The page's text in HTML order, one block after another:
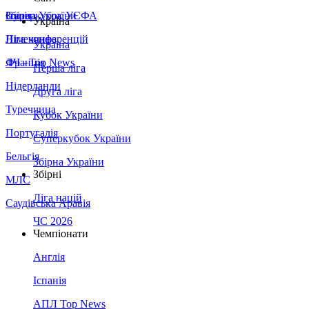
Збірна України
Італія
Німеччина
Франція
Нідерланди
Туреччина
Португалія
Бельгія
МЛС
Саудівська Аравія
Суперкубок УЄФА
Ліга конференцій
ЛЧ - Top News
Україна
Україна
Перша ліга
Друга ліга
Кубок України
Суперкубок України
Збірна України
Збірні
Ліга націй
ЧС 2026
Чемпіонати
Англія
Іспанія
АПЛ Top News